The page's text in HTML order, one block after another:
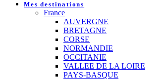
Mes destinations
France
AUVERGNE
BRETAGNE
CORSE
NORMANDIE
OCCITANIE
VALLEE DE LA LOIRE
PAYS-BASQUE